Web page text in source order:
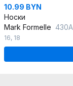
10.99 BYN
Носки
Mark Formelle 430A-
16, 18